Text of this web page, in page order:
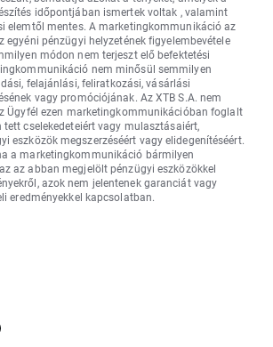
időpontjában ismertek voltak , valamint
elemtől mentes. A marketingkommunikáció az
egyéni pénzügyi helyzetének figyelembevétele
módon nem terjeszt elő befektetési
nem minősül semmilyen
felajánlási, feliratkozási, vásárlási
vagy promóciójának. Az XTB S.A. nem
Ügyfél ezen marketingkommunikációban foglalt
cselekedeteiért vagy mulasztásaiért,
eszközök megszerzéséért vagy elidegenítéséért.
a marketingkommunikáció bármilyen
az abban megjelölt pénzügyi eszközökkel
azok nem jelentenek garanciát vagy
eredményekkel kapcsolatban.